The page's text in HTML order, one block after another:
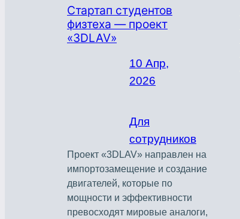
Стартап студентов
физтеха — проект
«3DLAV»
10 Апр,
2026
Для
сотрудников
Проект «3DLAV» направлен на
импортозамещение и создание
двигателей, которые по
мощности и эффективности
превосходят мировые аналоги,